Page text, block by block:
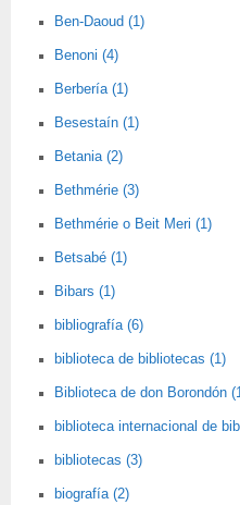
Ben-Daoud (1)
Benoni (4)
Berbería (1)
Besestaín (1)
Betania (2)
Bethmérie (3)
Bethmérie o Beit Meri (1)
Betsabé (1)
Bibars (1)
bibliografía (6)
biblioteca de bibliotecas (1)
Biblioteca de don Borondón
biblioteca internacional de
bibliotecas (3)
biografía (2)